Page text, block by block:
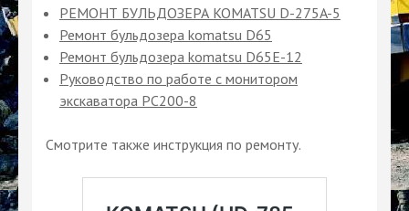
РЕМОНТ БУЛЬДОЗЕРА KOMATSU D-275A-5
Ремонт бульдозера komatsu D65
Ремонт бульдозера komatsu D65Е-12
Руководство по работе с монитором
экскаватора PC200-8
Смотрите также инструкция по ремонту.